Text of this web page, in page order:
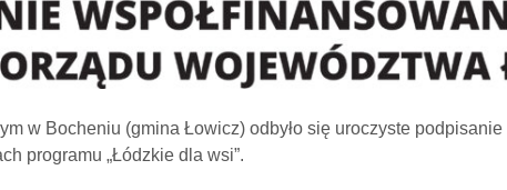
w Bocheniu (gmina Łowicz) odbyło się uroczyste podpisanie
programu „Łódzkie dla wsi”.